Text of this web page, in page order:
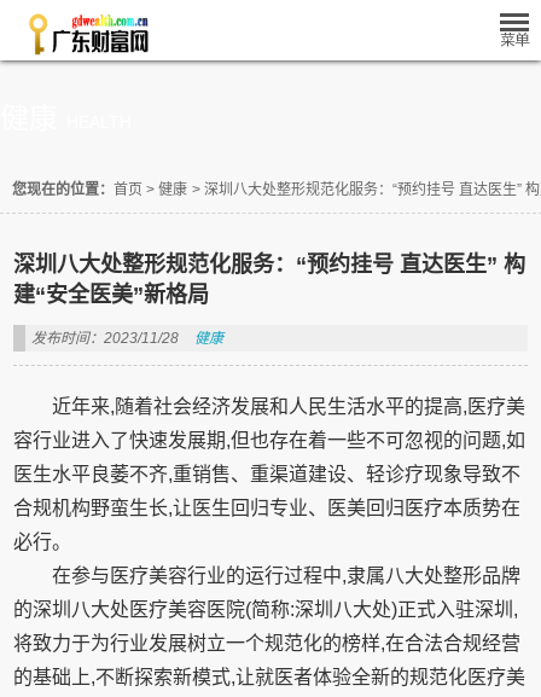
您现在的位置： 首页 > 健康 > 深圳八大处整形规范化服务：“预约挂号 直达医生”
深圳八大处整形规范化服务：“预约挂号 直达医生” 构
建“安全医美”新格局
发布时间：2023/11/28 健康
近年来,随着社会经济发展和人民生活水平的提高,医疗美
容行业进入了快速发展期,但也存在着一些不可忽视的问题,如
医生水平良萎不齐,重销售、重渠道建设、轻诊疗现象导致不
合规机构野蛮生长,让医生回归专业、医美回归医疗本质势在
必行。
在参与医疗美容行业的运行过程中,隶属八大处整形品牌
的深圳八大处医疗美容医院(简称:深圳八大处)正式入驻深圳,
将致力于为行业发展树立一个规范化的榜样,在合法合规经营
的基础上,不断探索新模式,让就医者体验全新的规范化医疗美